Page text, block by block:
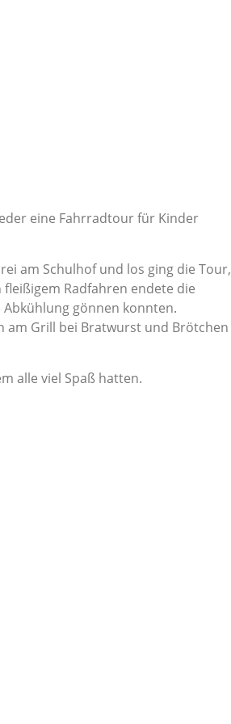
eine Fahrradtour für Kinder
am Schulhof und los ging die Tour,
Radfahren endete die
gönnen konnten.
am Grill bei Bratwurst und Brötchen
alle viel Spaß hatten.